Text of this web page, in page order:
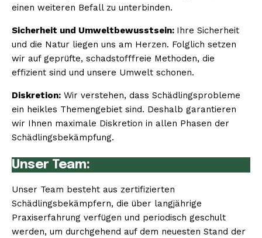
einen weiteren Befall zu unterbinden.
Sicherheit und Umweltbewusstsein: Ihre Sicherheit
und die Natur liegen uns am Herzen. Folglich setzen
wir auf geprüfte, schadstofffreie Methoden, die
effizient sind und unsere Umwelt schonen.
Diskretion: Wir verstehen, dass Schädlingsprobleme
ein heikles Themengebiet sind. Deshalb garantieren
wir Ihnen maximale Diskretion in allen Phasen der
Schädlingsbekämpfung.
Unser Team:
Unser Team besteht aus zertifizierten
Schädlingsbekämpfern, die über langjährige
Praxiserfahrung verfügen und periodisch geschult
werden, um durchgehend auf dem neuesten Stand der